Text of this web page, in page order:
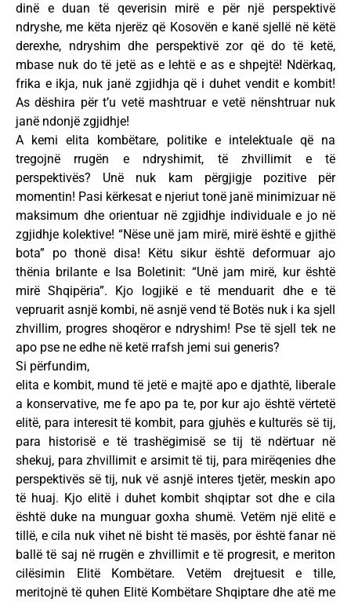
dinë e duan të qeverisin mirë e për një perspektivë
ndryshe, me këta njerëz që Kosovën e kanë sjellë në këtë
derexhe, ndryshim dhe perspektivë zor që do të ketë,
mbase nuk do të jetë as e lehtë e as e shpejtë! Ndërkaq,
frika e ikja, nuk janë zgjidhja që i duhet vendit e kombit!
As dëshira për t’u vetë mashtruar e vetë nënshtruar nuk
janë ndonjë zgjidhje!
A kemi elita kombëtare, politike e intelektuale që na
tregojnë rrugën e ndryshimit, të zhvillimit e të
perspektivës? Unë nuk kam përgjigje pozitive për
momentin! Pasi kërkesat e njeriut tonë janë minimizuar në
maksimum dhe orientuar në zgjidhje individuale e jo në
zgjidhje kolektive! “Nëse unë jam mirë, mirë është e gjithë
bota” po thonë disa! Këtu sikur është deformuar ajo
thënia brilante e Isa Boletinit: “Unë jam mirë, kur është
mirë Shqipëria”. Kjo logjikë e të menduarit dhe e të
vepruarit asnjë kombi, në asnjë vend të Botës nuk i ka sjell
zhvillim, progres shoqëror e ndryshim! Pse të sjell tek ne
apo pse ne edhe në ketë rrafsh jemi sui generis?
Si përfundim,
elita e kombit, mund të jetë e majtë apo e djathtë, liberale
a konservative, me fe apo pa te, por kur ajo është vërtetë
elitë, para interesit të kombit, para gjuhës e kulturës së tij,
para historisë e të trashëgimisë se tij të ndërtuar në
shekuj, para zhvillimit e arsimit të tij, para mirëqenies dhe
perspektivës së tij, nuk vë asnjë interes tjetër, meskin apo
të huaj. Kjo elitë i duhet kombit shqiptar sot dhe e cila
është duke na munguar goxha shumë. Vetëm një elitë e
tillë, e cila nuk vihet në bisht të masës, por është fanar në
ballë të saj në rrugën e zhvillimit e të progresit, e meriton
cilësimin Elitë Kombëtare. Vetëm drejtuesit e tille,
meritojnë të quhen Elitë Kombëtare Shqiptare dhe atë me